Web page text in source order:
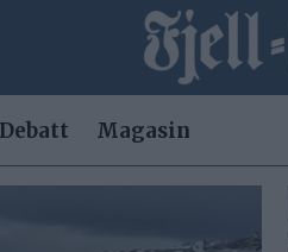
Debatt Magasin